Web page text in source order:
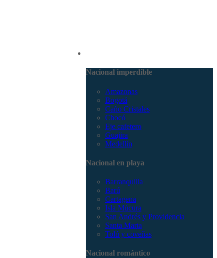
Nacional imperdible
Amazonas
Bogotá
Caño Cristales
Chocó
Eje cafetero
Guajira
Medellín
Nacional en playa
Barranquilla
Barú
Cartagena
Isla Múcura
San Andrés y Providencia
Santa Marta
Tolú y coveñas
Nacional romántico